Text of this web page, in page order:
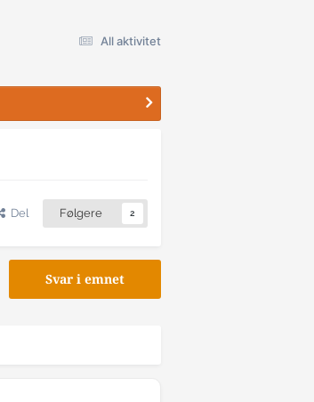
All aktivitet
Del Følgere 2
Svar i emnet